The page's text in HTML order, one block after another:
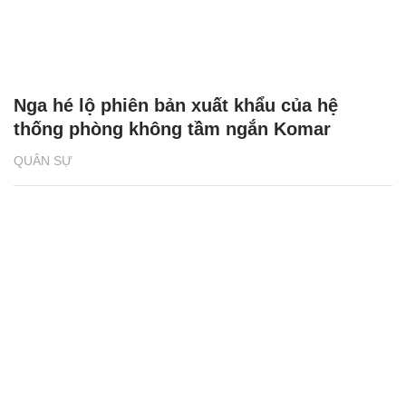
QUÂN SỰ
Nga hé lộ phiên bản xuất khẩu của hệ
thống phòng không tầm ngắn Komar